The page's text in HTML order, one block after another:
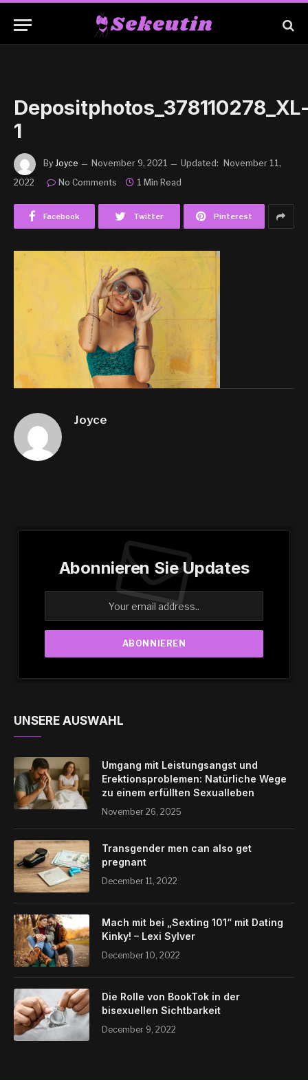
1
By Joyce November 9, 2021 Updated:
November 11,
2022
No Comments 1 Min Read
Facebook Twitter Pinterest
Joyce
Abonnieren Sie Updates
UNSERE AUSWAHL
Umgang mit Leistungsangst und
Erektionsproblemen: Natürliche Wege
zu einem erfüllten Sexualleben
November 26, 2025
Transgender men can also get
pregnant
December 11, 2022
Mach mit bei „Sexting 101“ mit Dating
Kinky! – Lexi Sylver
December 10, 2022
Die Rolle von BookTok in der
bisexuellen Sichtbarkeit
December 9, 2022